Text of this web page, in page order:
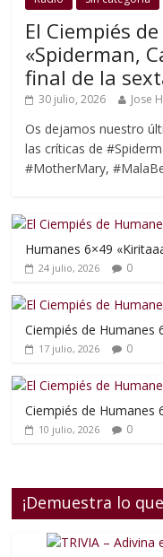
El Ciempiés
«Spiderman,
final de la
30 julio, 2026 Jose
Os dejamos nuestro
las críticas de
#MotherMary,
Humanes 6×49
24 julio, 2026 0
Ciempiés de Humanes
17 julio, 2026 0
Ciempiés de Humanes
10 julio, 2026 0
¡Demuestra lo